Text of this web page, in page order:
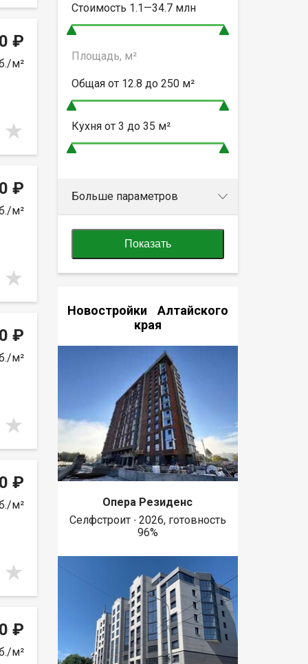
₽
м²
₽
м²
₽
м²
₽
м²
₽
м²
Стоимость 1.1—34.7млн
Площадь, м²
Общая от 12.8 до 250м²
Кухня от 3 до 35 м²
Больше параметров
Показать
Новостройки Алтайского
края
Опера Резиденс
Селфстроит ∙ 2026, готовность
96%